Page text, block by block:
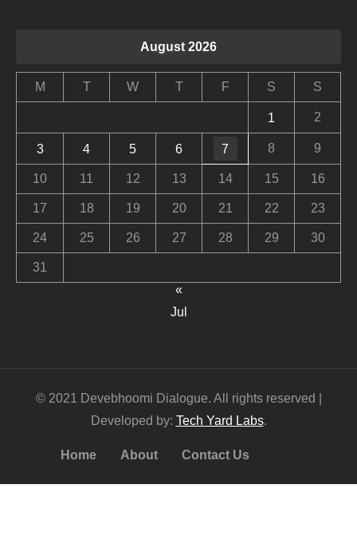
August 2026
M T W T F S S
1 2
3 4 5 6 7 8 9
10 11 12 13 14 15 16
17 18 19 20 21 22 23
24 25 26 27 28 29 30
31
«
Jul
© 2021 Devebhoomi Dialogue. All rights reserved |
Developed by: Tech Yard Labs.
Home About Contact Us